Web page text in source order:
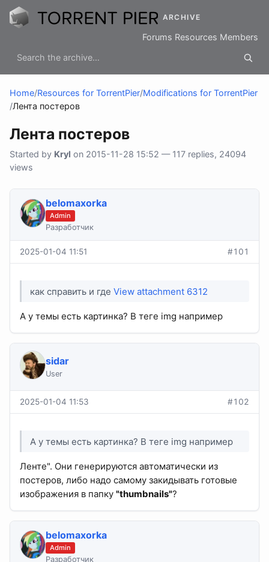
ARCHIVE
Forums Resources Members
Home/Resources for TorrentPier/Modifications for TorrentPier
/Лента постеров
Лента постеров
Started by Kryl on 2015-11-28 15:52 — 117 replies, 24094
views
belomaxorka
Admin
Разработчик
2025-01-04 11:51 #101
как справить и гдеView attachment 6312
А у темы есть картинка? В теге img например
sidar
User
2025-01-04 11:53 #102
А у темы есть картинка? В теге img например
Ленте". Они генерируются автоматически из
постеров, либо надо самому закидывать готовые
изображения в папку "thumbnails"?
belomaxorka
Admin
Разработчик